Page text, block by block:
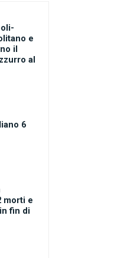
e
il
al
6
morti e
fin di